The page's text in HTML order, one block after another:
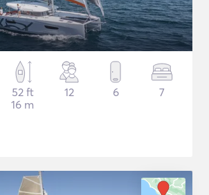
52 ft
16 m
12 6 7